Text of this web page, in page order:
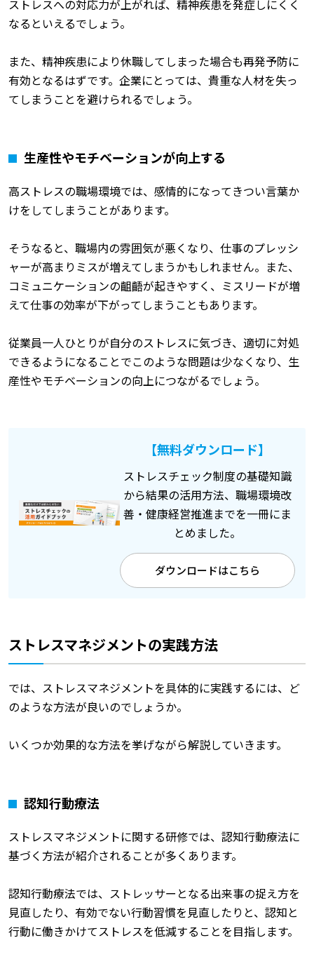
ストレスへの対応力が上がれば、精神疾患を発症しにくく
なるといえるでしょう。
また、精神疾患により休職してしまった場合も再発予防に
有効となるはずです。企業にとっては、貴重な人材を失っ
てしまうことを避けられるでしょう。
生産性やモチベーションが向上する
高ストレスの職場環境では、感情的になってきつい言葉か
けをしてしまうことがあります。
そうなると、職場内の雰囲気が悪くなり、仕事のプレッシ
ャーが高まりミスが増えてしまうかもしれません。また、
コミュニケーションの齟齬が起きやすく、ミスリードが増
えて仕事の効率が下がってしまうこともあります。
従業員一人ひとりが自分のストレスに気づき、適切に対処
できるようになることでこのような問題は少なくなり、生
産性やモチベーションの向上につながるでしょう。
【無料ダウンロード】
ストレスチェック制度の基礎知識
から結果の活用方法、職場環境改
善・健康経営推進までを一冊にま
とめました。
ダウンロードはこちら
ストレスマネジメントの実践方法
では、ストレスマネジメントを具体的に実践するには、ど
のような方法が良いのでしょうか。
いくつか効果的な方法を挙げながら解説していきます。
認知行動療法
ストレスマネジメントに関する研修では、認知行動療法に
基づく方法が紹介されることが多くあります。
認知行動療法では、ストレッサーとなる出来事の捉え方を
見直したり、有効でない行動習慣を見直したりと、認知と
行動に働きかけてストレスを低減することを目指します。